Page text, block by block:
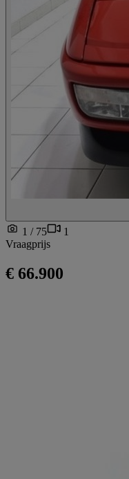
1 / 75
1
Vraagprijs
€ 66.900